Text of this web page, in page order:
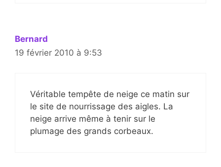
Bernard
19 février 2010 à 9:53
Véritable tempête de neige ce matin sur
le site de nourrissage des aigles. La
neige arrive même à tenir sur le
plumage des grands corbeaux.